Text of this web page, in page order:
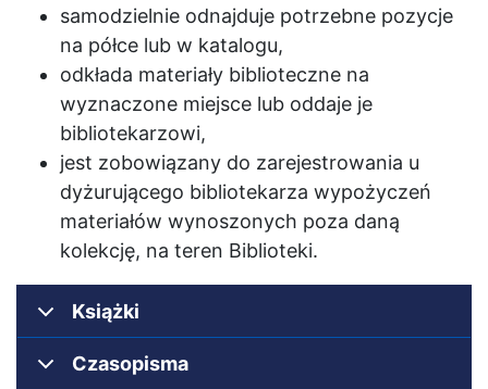
samodzielnie odnajduje potrzebne pozycje
na półce lub w katalogu,
odkłada materiały biblioteczne na
wyznaczone miejsce lub oddaje je
bibliotekarzowi,
jest zobowiązany do zarejestrowania u
dyżurującego bibliotekarza wypożyczeń
materiałów wynoszonych poza daną
kolekcję, na teren Biblioteki.
Książki
Czasopisma